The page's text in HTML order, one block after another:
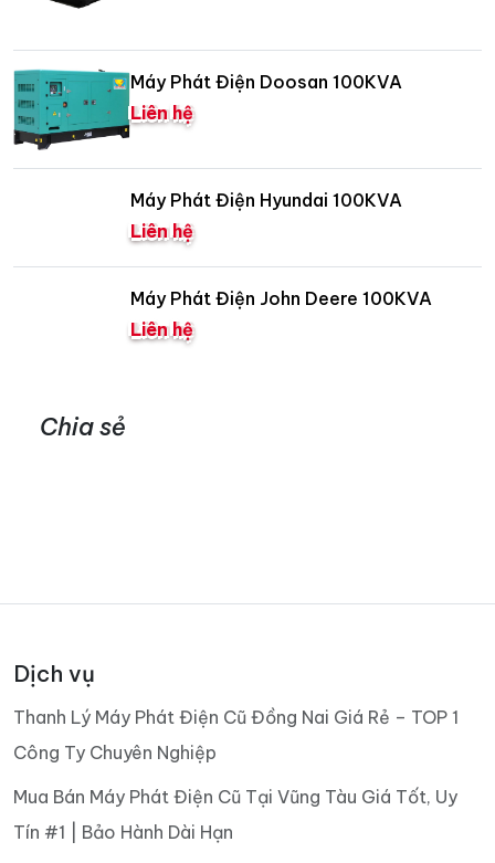
Máy Phát Điện Doosan 100KVA
Liên hệ
Máy Phát Điện Hyundai 100KVA
Liên hệ
Máy Phát Điện John Deere 100KVA
Liên hệ
Chia sẻ
Dịch vụ
Thanh Lý Máy Phát Điện Cũ Đồng Nai Giá Rẻ – TOP 1
Công Ty Chuyên Nghiệp
Mua Bán Máy Phát Điện Cũ Tại Vũng Tàu Giá Tốt, Uy
Tín #1 | Bảo Hành Dài Hạn